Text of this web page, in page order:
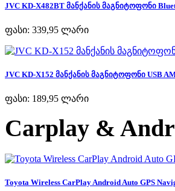
JVC KD-X482BT მანქანის მაგნიტოფონი
ფასი: 339,95 ლარი
JVC KD-X152 მანქანის მაგნიტოფონი USB
ფასი: 189,95 ლარი
Carplay &
Toyota Wireless CarPlay Android Auto GPS